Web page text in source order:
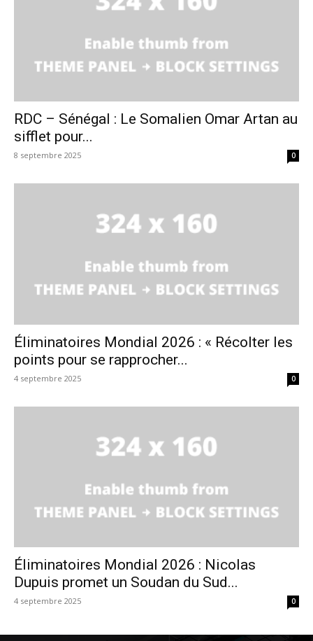
RDC – Sénégal : Le Somalien Omar Artan au
sifflet pour...
8 septembre 2025 0
Éliminatoires Mondial 2026 : « Récolter les
points pour se rapprocher...
4 septembre 2025 0
Éliminatoires Mondial 2026 : Nicolas
Dupuis promet un Soudan du Sud...
4 septembre 2025 0